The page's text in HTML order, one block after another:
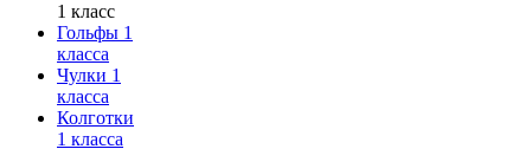
1 класс
Гольфы 1
класса
Чулки 1
класса
Колготки
1 класса